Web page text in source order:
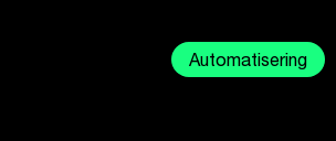
Automatisering